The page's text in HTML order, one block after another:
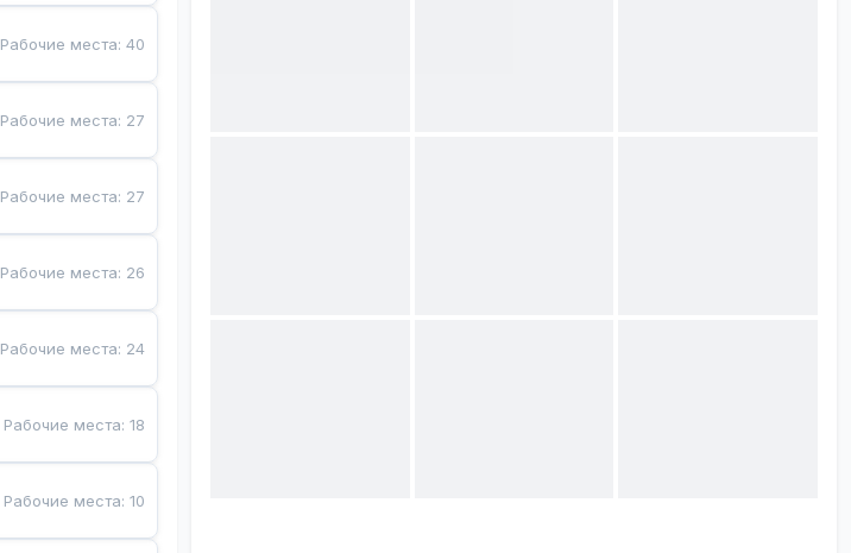
Рабочие места:40
Рабочие места: 27
Рабочие места: 27
Рабочие места: 26
Рабочие места: 24
Рабочие места:18
Рабочие места:10